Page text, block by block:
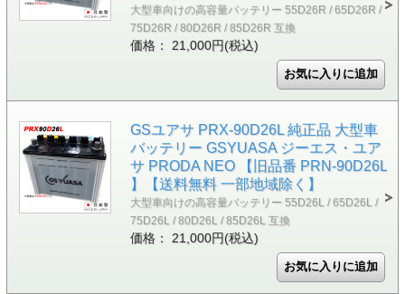
大型車向けの高容量バッテリー 55D26R / 65D26R /
75D26R / 80D26R / 85D26R 互換
価格： 21,000円(税込)
GSユアサ PRX-90D26L 純正品 大型車
バッテリー GSYUASA ジーエス・ユア
サ PRODA NEO 【旧品番 PRN-90D26L
】【送料無料 一部地域除く】
大型車向けの高容量バッテリー 55D26L / 65D26L /
75D26L / 80D26L / 85D26L 互換
価格： 21,000円(税込)